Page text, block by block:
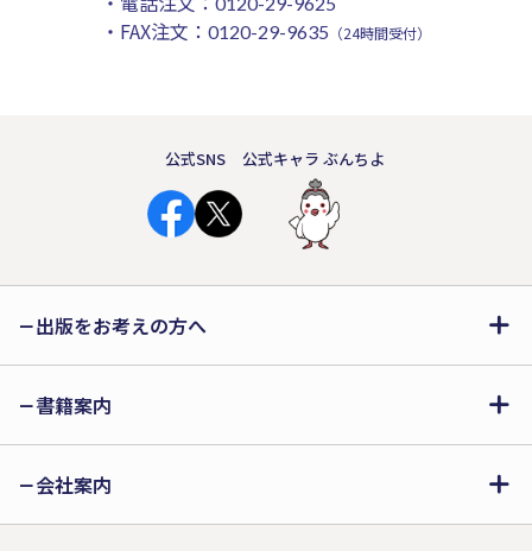
・FAX注文： 0120-29-9635 （24時間受付）
公式SNS 公式キャラ ぶんちよ
出版をお考えの方へ
書籍案内
会社案内